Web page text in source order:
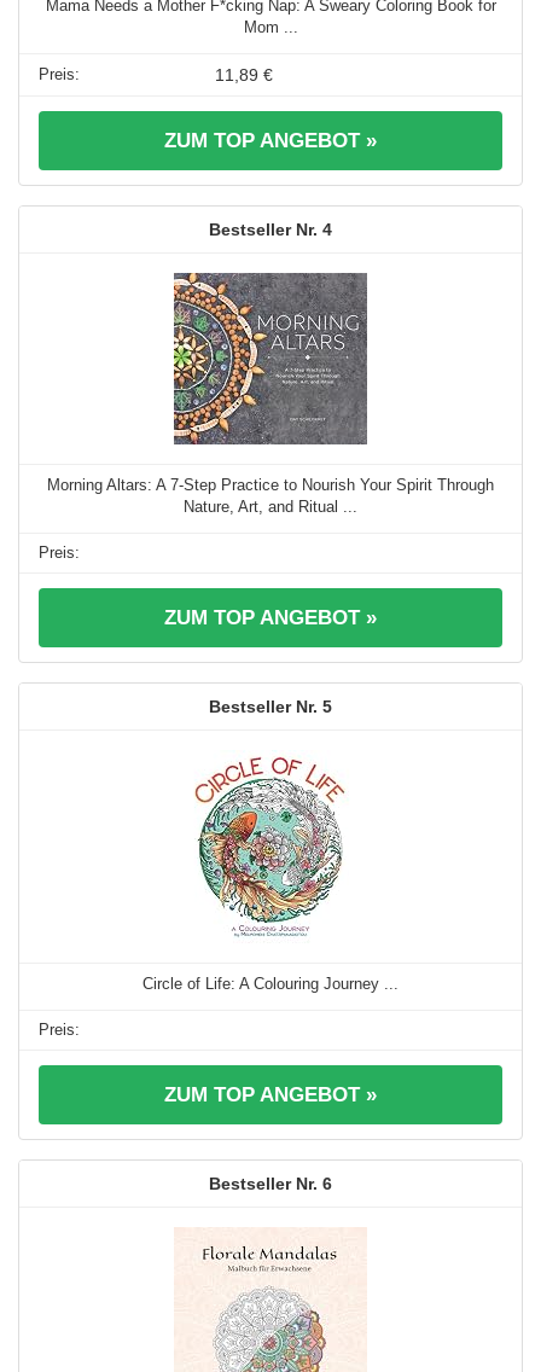
Mama Needs a Mother F*cking Nap: A Sweary Coloring Book for
Mom ...
11,89 €
ZUM TOP ANGEBOT »
4
Morning Altars: A 7-Step Practice to Nourish Your Spirit Through
Nature, Art, and Ritual ...
ZUM TOP ANGEBOT »
5
Circle of Life: A Colouring Journey ...
ZUM TOP ANGEBOT »
6